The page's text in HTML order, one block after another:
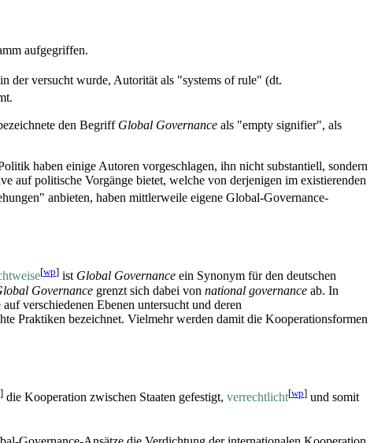
aufgegriffen.
der versucht wurde, Autorität als "systems of rule" (dt.
den Begriff Global Governance als "empty signifier", als
haben einige Autoren vorgeschlagen, ihn nicht substantiell, sondern
auf politische Vorgänge bietet, welche von derjenigen im existierenden
anbieten, haben mittlerweile eigene Global-Governance-
[wp] ist Global Governance ein Synonym für den deutschen
Governance grenzt sich dabei von national governance ab. In
verschiedenen Ebenen untersucht und deren
Praktiken bezeichnet. Vielmehr werden damit die Kooperationsformen
] die Kooperation zwischen Staaten gefestigt, verrechtlicht[wp] und somit